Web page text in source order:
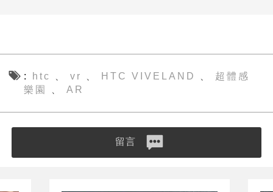
htc 、vr HTC VIVELAND
超體感
樂園
、AR
留言